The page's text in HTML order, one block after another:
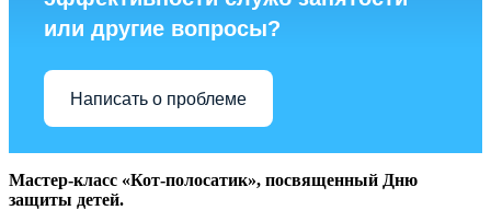
или другие вопросы?
Написать о проблеме
Мастер-класс «Кот-полосатик», посвященный Дню
защиты детей.